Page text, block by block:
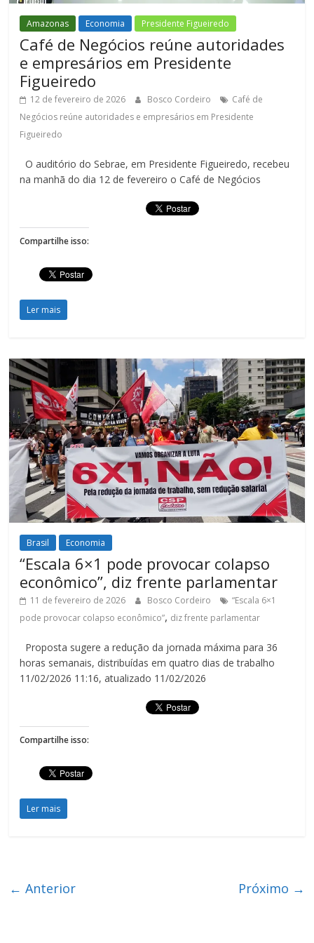
Amazonas Economia Presidente Figueiredo
Café de Negócios reúne autoridades
e empresários em Presidente
Figueiredo
12 de fevereiro de 2026 Bosco Cordeiro
Café de
Negócios reúne autoridades e empresários em Presidente
Figueiredo
O auditório do Sebrae, em Presidente Figueiredo, recebeu
na manhã do dia 12 de fevereiro o Café de Negócios
Compartilhe isso:
Ler mais
Brasil Economia
“Escala 6×1 pode provocar colapso
econômico”, diz frente parlamentar
11 de fevereiro de 2026 Bosco Cordeiro
“Escala 6×1
pode provocar colapso econômico”, diz frente parlamentar
Proposta sugere a redução da jornada máxima para 36
horas semanais, distribuídas em quatro dias de trabalho
11/02/2026 11:16, atualizado 11/02/2026
Compartilhe isso:
Ler mais
← Anterior Próximo →